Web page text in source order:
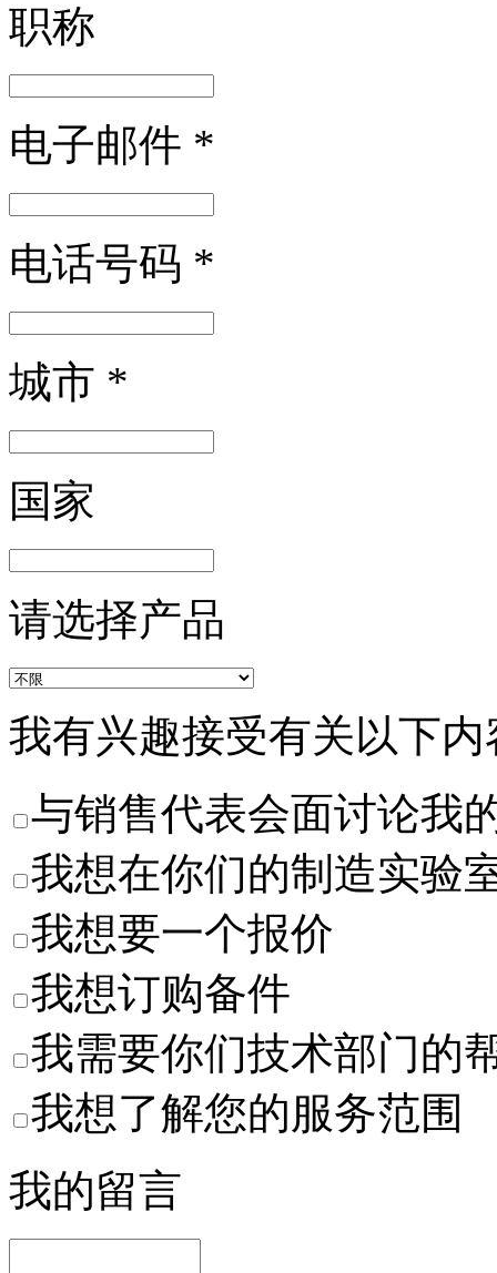
职称
电子邮件 *
电话号码 *
城市 *
国家
请选择产品
我有兴趣接受有关以下
与销售代表会面讨论我
我想在你们的制造实验
我想要一个报价
我想订购备件
我需要你们技术部门的
我想了解您的服务范围
我的留言